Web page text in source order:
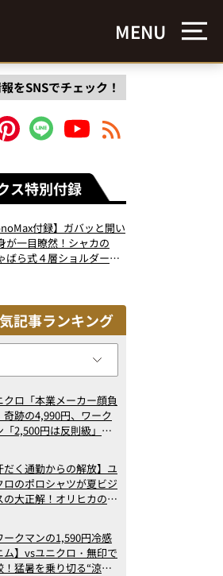
MENU
をSNSでチェック！
ス特別付録
付録】ガバッと開い
が一目瞭然！シャカの
ばら式４層ショルダーバ
記事ランキング
クロ「本業メーカー顔負
奇跡の4,990円、ワーク
「2,500円は反則級」凄
（2026年6月版）
だく通勤からの解放】ユ
ロのポロシャツが夏ビジ
の大正解！オリヒカの透
実力
ークマンの1,590円冷感
ム】vsユニクロ・無印で
！猛暑を乗り切る“涼感